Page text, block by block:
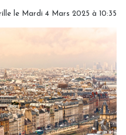
le Mardi 4 Mars 2025 à 10:35